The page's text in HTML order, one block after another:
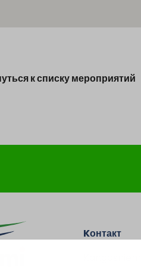
к списку мероприятий
Kонтакт